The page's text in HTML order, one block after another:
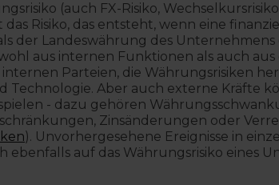
(auch FX-Risiko,
das Risiko, das entsteht, wenn eine
der Landeswährung des
aus internen Funktionen als auch
Parteien, die Währungsrisiken
Technologie. Aber auch externe Kräfte
- dazu gehören
Zinsänderungen oder
). Unvorhergesehene Ereignisse in
ebenfalls auf das Währungsrisiko eines